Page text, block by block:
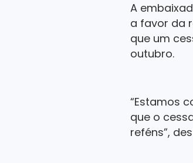
A
a favor da
que um
outubro.
“Estamos
que o
reféns”,